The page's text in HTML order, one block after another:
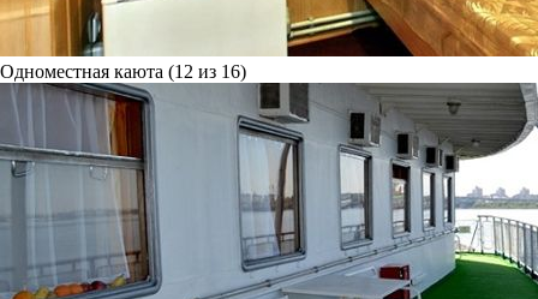
Одноместная каюта (12 из 16)